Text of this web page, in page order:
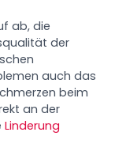
ab, die
der
auch das
beim
an der
Linderung